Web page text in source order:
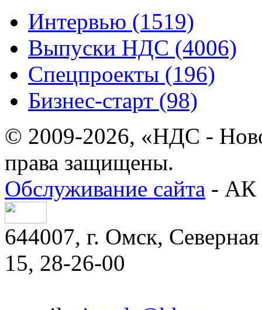
Интервью (1519)
Выпуски НДС (4006)
Спецпроекты (196)
Бизнес-старт (98)
© 2009-2026, «НДС -
права защищены.
Обслуживание сайта - АК
644007, г. Омск,
15, 28-26-00